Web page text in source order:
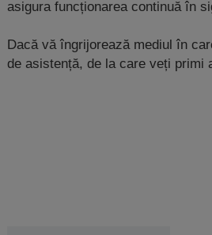
asigura funcționarea continuă în
Dacă vă îngrijorează mediul în
de asistență, de la care veți primi